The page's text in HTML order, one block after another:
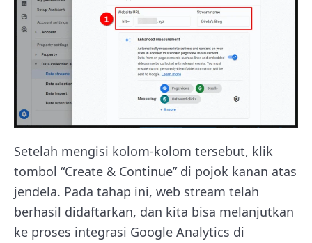
Setelah mengisi kolom-kolom tersebut, klik
tombol “Create & Continue” di pojok kanan atas
jendela. Pada tahap ini, web stream telah
berhasil didaftarkan, dan kita bisa melanjutkan
ke proses integrasi Google Analytics di